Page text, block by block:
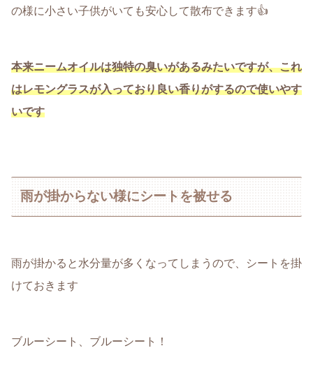
の様に小さい子供がいても安心して散布できます👍
本来ニームオイルは独特の臭いがあるみたいですが、これ
はレモングラスが入っており良い香りがするので使いやす
いです
雨が掛からない様にシートを被せる
雨が掛かると水分量が多くなってしまうので、シートを掛
けておきます
ブルーシート、ブルーシート！